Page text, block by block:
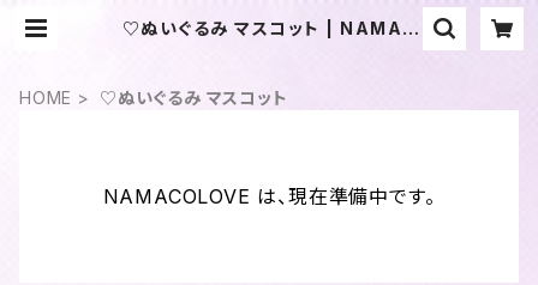
♡ぬいぐるみ マスコット | NAMAC
HOME ♡ぬいぐるみ マスコット
NAMACOLOVE は、現在準備中です。